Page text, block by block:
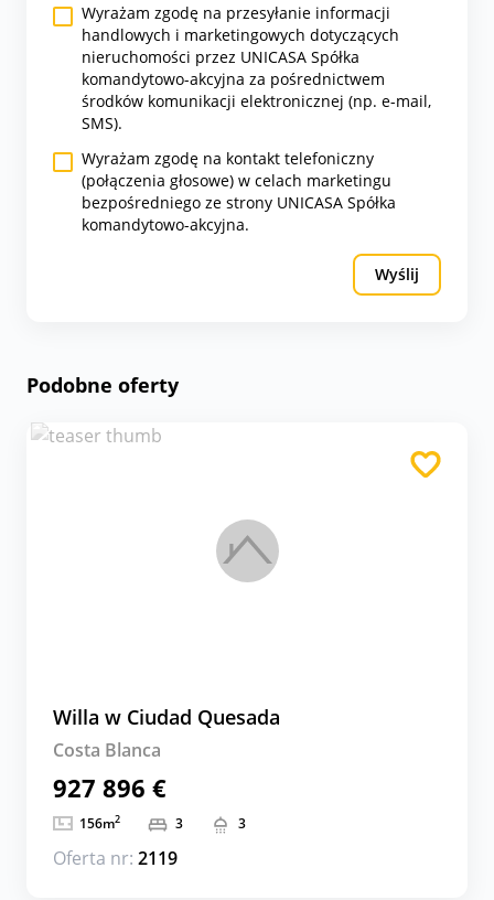
Wyrażam zgodę na przesyłanie informacji
handlowych i marketingowych dotyczących
nieruchomości przez UNICASA Spółka
komandytowo-akcyjna za pośrednictwem
środków komunikacji elektronicznej (np. e-mail,
SMS).
Wyrażam zgodę na kontakt telefoniczny
(połączenia głosowe) w celach marketingu
bezpośredniego ze strony UNICASA Spółka
komandytowo-akcyjna.
Wyślij
Podobne oferty
Willa w Ciudad Quesada
Costa Blanca
927 896 €
156m2 3 3
Oferta nr: 2119